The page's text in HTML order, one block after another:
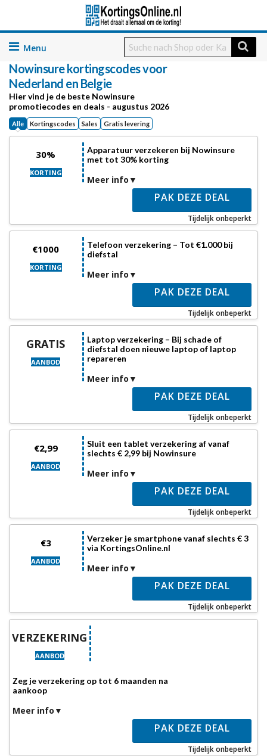
Skip
content
Nowinsurekortingscodes voor
Nederland en Belgie
Hier vind je de beste Nowinsure
promotiecodes en deals - augustus 2026
Alle Kortingscodes Sales Gratis levering
30%
KORTING
Apparatuur verzekeren bij Nowinsure
met tot 30% korting
Meer info
PAK DEZE DEAL
Tijdelijk onbeperkt
€1000
KORTING
Telefoon verzekering – Tot €1.000 bij
diefstal
Meer info
PAK DEZE DEAL
Tijdelijk onbeperkt
GRATIS
AANBOD
Laptop verzekering – Bij schade of
diefstal doen nieuwe laptop of laptop
repareren
Meer info
PAK DEZE DEAL
Tijdelijk onbeperkt
€2,99
AANBOD
Sluit een tablet verzekering af vanaf
slechts € 2,99 bij Nowinsure
Meer info
PAK DEZE DEAL
Tijdelijk onbeperkt
€3
AANBOD
Verzeker je smartphone vanaf slechts € 3
via KortingsOnline.nl
Meer info
PAK DEZE DEAL
Tijdelijk onbeperkt
VERZEKERING
AANBOD
Zeg je verzekering op tot 6 maanden na
aankoop
Meer info
PAK DEZE DEAL
Tijdelijk onbeperkt